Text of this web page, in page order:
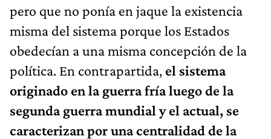
pero que no ponía en jaque la existencia
misma del sistema porque los Estados
obedecían a una misma concepción de la
política. En contrapartida, el sistema
originado en la guerra fría luego de la
segunda guerra mundial y el actual, se
caracterizan por una centralidad de la